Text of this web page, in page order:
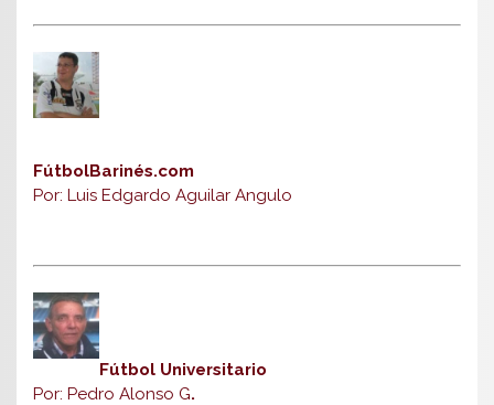
FútbolBarinés.com
Por: Luis Edgardo Aguilar Angulo
Fútbol Universitario
Por: Pedro Alonso G.